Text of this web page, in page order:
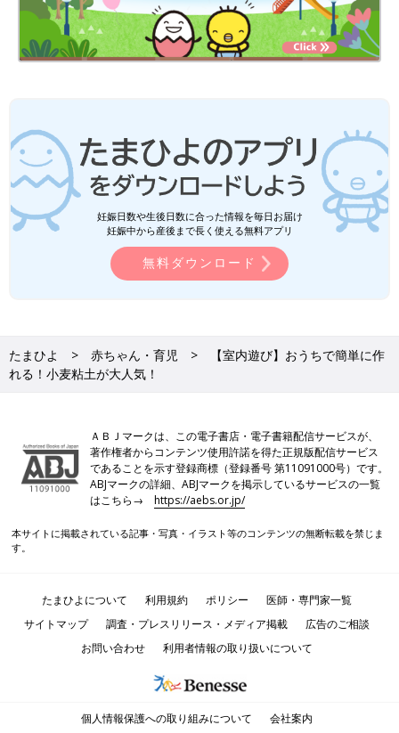
妊娠日数や生後日数に合った情報を毎日お届け
妊娠中から産後まで長く使える無料アプリ
無料ダウンロード
たまひよ 赤ちゃん・育児
【室内遊び】おうちで簡単に作
れる！小麦粘土が大人気！
ＡＢＪマークは、この電子書店・電子書籍配信サービスが、
著作権者からコンテンツ使用許諾を得た正規版配信サービス
であることを示す登録商標（登録番号 第11091000号）です。
ABJマークの詳細、ABJマークを掲示しているサービスの一覧
はこちら→https://aebs.or.jp/
本サイトに掲載されている記事・写真・イラスト等のコンテンツの無断転載を禁じま
す。
たまひよについて 利用規約 ポリシー
医師・専門家一覧
サイトマップ
調査・プレスリリース・メディア掲載
広告のご相談
お問い合わせ
利用者情報の取り扱いについて
個人情報保護への取り組みについて 会社案内